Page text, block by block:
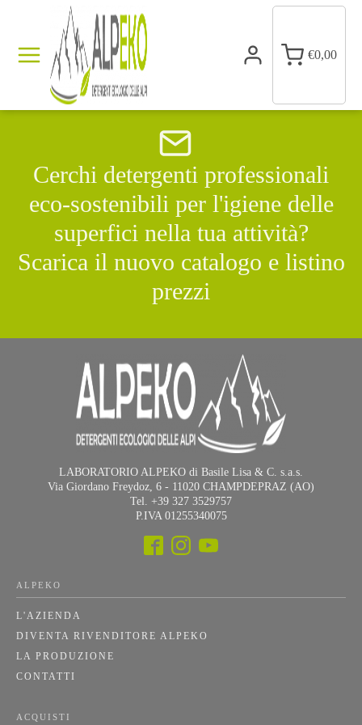
€0,00
Cerchi detergenti professionali
eco-sostenibili per l'igiene delle
superfici nella tua attività?
Scarica il nuovo catalogo e listino
prezzi
LABORATORIO ALPEKO di Basile Lisa & C. s.a.s.
Via Giordano Freydoz, 6 - 11020 CHAMPDEPRAZ (AO)
Tel. +39 327 3529757
P.IVA 01255340075
ALPEKO
L'AZIENDA
DIVENTA RIVENDITORE ALPEKO
LA PRODUZIONE
CONTATTI
ACQUISTI